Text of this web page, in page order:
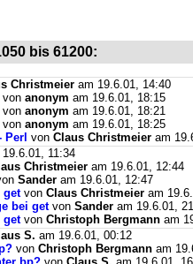
bis 61200:
Christmeier am 19.6.01, 14:40
von anonym am 19.6.01, 18:15
von anonym am 19.6.01, 18:21
von anonym am 19.6.01, 18:25
Perl von Claus Christmeier am
11:34
Christmeier am 19.6.01, 12:44
Sander am 19.6.01, 12:47
getvon Claus Christmeier am
bei getvon Sander am 19.6.01,
getvon Christoph Bergmann am
S. am 19.6.01, 00:12
von Christoph Bergmann am